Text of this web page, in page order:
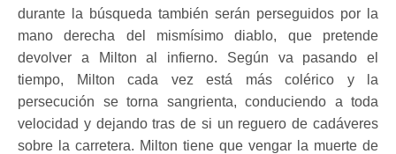
durante la búsqueda también serán perseguidos por la
mano derecha del mismísimo diablo, que pretende
devolver a Milton al infierno. Según va pasando el
tiempo, Milton cada vez está más colérico y la
persecución se torna sangrienta, conduciendo a toda
velocidad y dejando tras de si un reguero de cadáveres
sobre la carretera. Milton tiene que vengar la muerte de